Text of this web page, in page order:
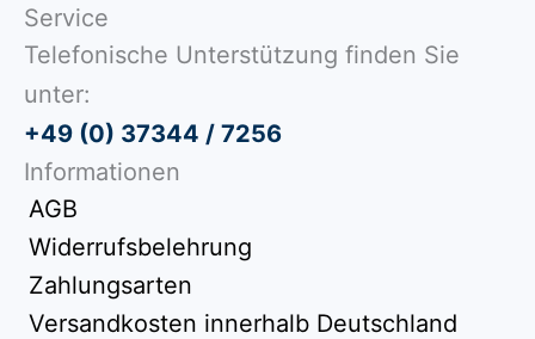
Service
Telefonische Unterstützung finden Sie
unter:
+49 (0) 37344 / 7256
Informationen
AGB
Widerrufsbelehrung
Zahlungsarten
Versandkosten innerhalb Deutschland